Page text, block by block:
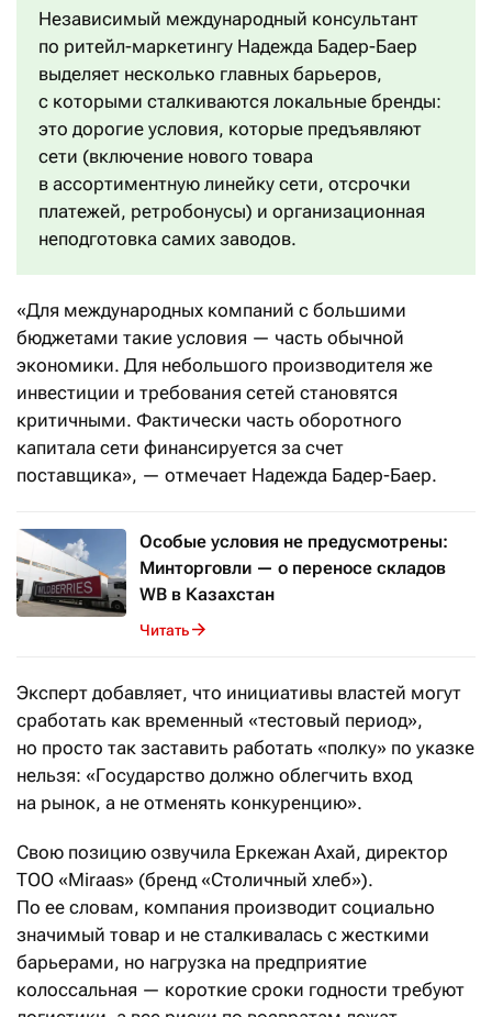
Независимый международный консультант
по ритейл-маркетингу Надежда Бадер-Баер
выделяет несколько главных барьеров,
с которыми сталкиваются локальные бренды:
это дорогие условия, которые предъявляют
сети (включение нового товара
в ассортиментную линейку сети, отсрочки
платежей, ретробонусы) и организационная
неподготовка самих заводов.
«Для международных компаний с большими
бюджетами такие условия — часть обычной
экономики. Для небольшого производителя же
инвестиции и требования сетей становятся
критичными. Фактически часть оборотного
капитала сети финансируется за счет
поставщика», — отмечает Надежда Бадер-Баер.
Особые условия не предусмотрены:
Минторговли — о переносе складов
WB в Казахстан
Читать
Эксперт добавляет, что инициативы властей могут
сработать как временный «тестовый период»,
но просто так заставить работать «полку» по указке
нельзя: «Государство должно облегчить вход
на рынок, а не отменять конкуренцию».
Свою позицию озвучила Еркежан Ахай, директор
ТОО «Miraas» (бренд «Столичный хлеб»).
По ее словам, компания производит социально
значимый товар и не сталкивалась с жесткими
барьерами, но нагрузка на предприятие
колоссальная — короткие сроки годности требуют